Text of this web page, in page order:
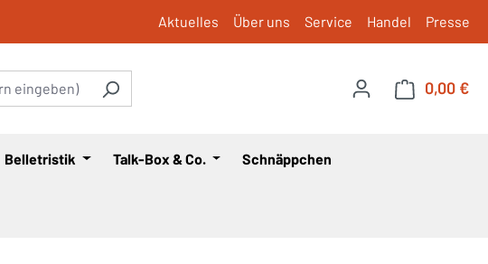
Aktuelles Über uns Service Handel Presse
0,00 €
Belletristik Talk-Box & Co. Schnäppchen